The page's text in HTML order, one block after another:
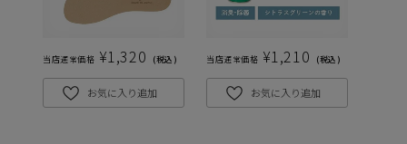
当店通常価格 ¥1,320 税込
お気に入り追加
当店通常価格 ¥1,210 税込
お気に入り追加